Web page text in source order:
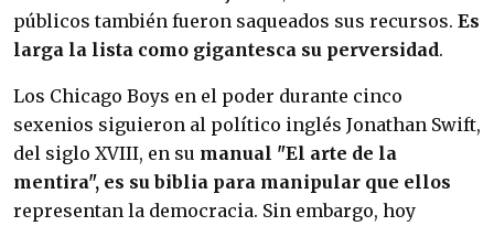
públicos también fueron saqueados sus recursos. Es
larga la lista como gigantesca su perversidad.
Los Chicago Boys en el poder durante cinco
sexenios siguieron al político inglés Jonathan Swift,
del siglo XVIII, en su manual "El arte de la
mentira", es su biblia para manipular que ellos
representan la democracia. Sin embargo, hoy